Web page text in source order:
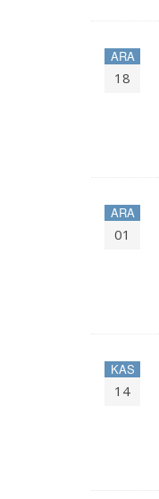
ARA
18
ARA
01
KAS
14